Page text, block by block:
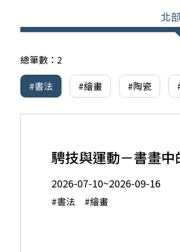
北
總筆數： 2
#書法
#繪畫 #陶瓷
騁技與運動－書畫
2026-07-10~2026-09-16
#書法 #繪畫